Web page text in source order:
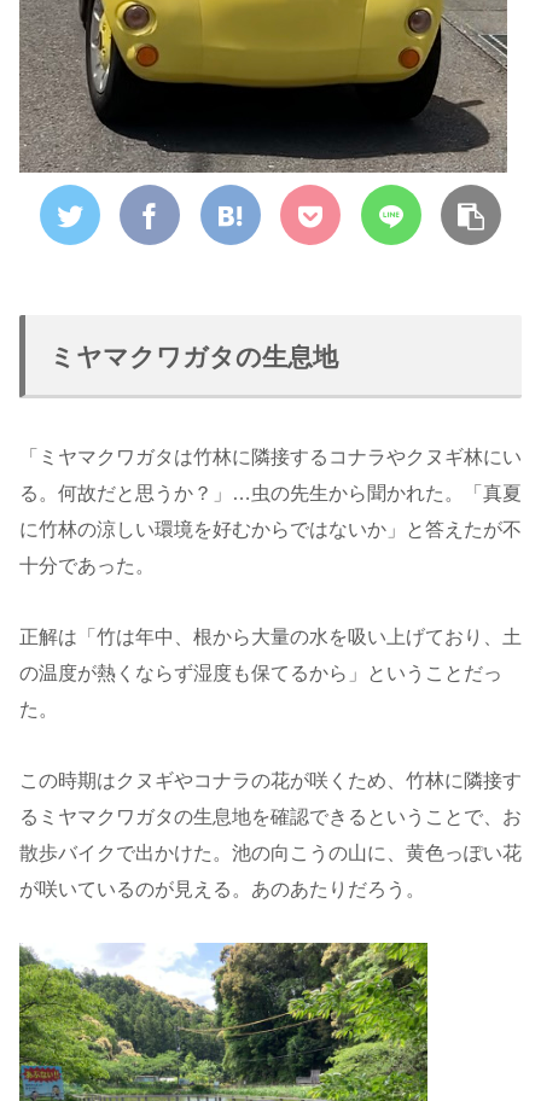
ミヤマクワガタの生息地
「ミヤマクワガタは竹林に隣接するコナラやクヌギ林にい
る。何故だと思うか？」…虫の先生から聞かれた。「真夏
に竹林の涼しい環境を好むからではないか」と答えたが不
十分であった。
正解は「竹は年中、根から大量の水を吸い上げており、土
の温度が熱くならず湿度も保てるから」ということだっ
た。
この時期はクヌギやコナラの花が咲くため、竹林に隣接す
るミヤマクワガタの生息地を確認できるということで、お
散歩バイクで出かけた。池の向こうの山に、黄色っぽい花
が咲いているのが見える。あのあたりだろう。